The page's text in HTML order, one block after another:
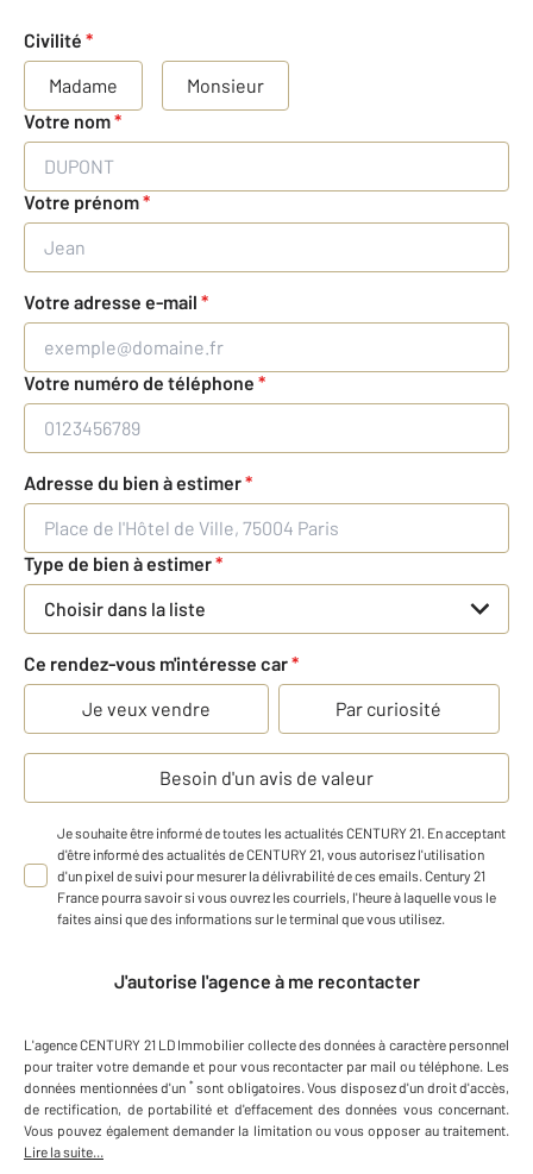
Civilité *
Madame
Monsieur
Votre nom*
Votre prénom*
Votre adresse e-mail *
Votre numéro de téléphone *
Adresse du bien à estimer*
Type de bien à estimer*
Choisir dans la liste
Ce rendez-vous m'intéresse car*
Je veux vendre
Par curiosité
Besoin d'un avis de valeur
Je souhaite être informé de toutes les actualités CENTURY 21. En acceptant
d'être informé des actualités de CENTURY 21, vous autorisez l'utilisation
d'un pixel de suivi pour mesurer la délivrabilité de ces emails. Century 21
France pourra savoir si vous ouvrez les courriels, l'heure à laquelle vous le
faites ainsi que des informations sur le terminal que vous utilisez.
J'autorise l'agence à me recontacter
L'agenceCENTURY 21 LD Immobilier collecte des données à caractère personnel
pour traiter votre demande et pour vous recontacter par mail ou téléphone. Les
données mentionnées d'un * sont obligatoires. Vous disposez d'un droit d'accès,
de rectification, de portabilité et d'effacement des données vous concernant.
Vous pouvez également demander la limitation ou vous opposer au traitement.
Lire la suite...